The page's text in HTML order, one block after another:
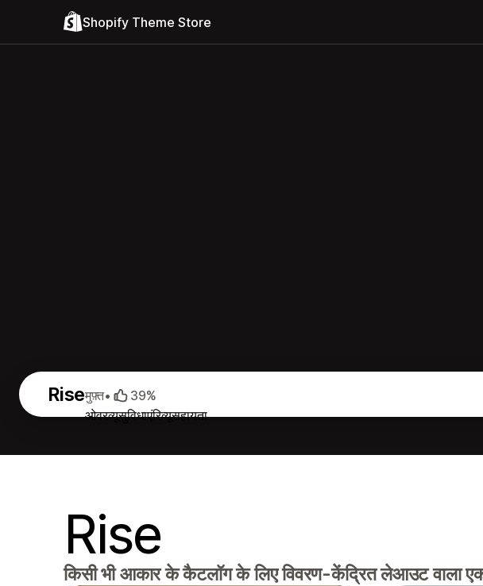
Shopify Theme Store
Rise
ओवरव्यूसुविधाएंरिव्यूसहायता
मुफ़्त• 39%
Rise
किसी भी आकार के कैटलॉग के लिए विवरण-केंद्रित लेआउट वाला